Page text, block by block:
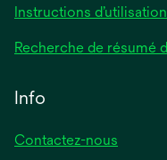
Instructions
Recherche de résumé
Info
Contactez-nous